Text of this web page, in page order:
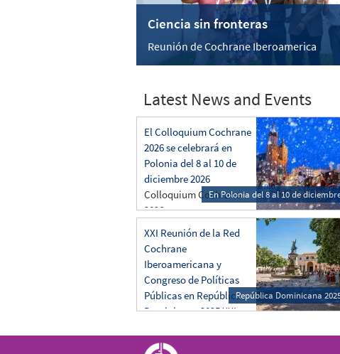
Ciencia sin fronteras
Reunión de Cochrane Iberoamerica
Latest News and Events
El Colloquium Cochrane
2026 se celebrará en
Polonia del 8 al 10 de
diciembre 2026
Colloquium Cochrane
2026
En Polonia del 8 al 10 de
XXI Reunión de la Red
Cochrane
Iberoamericana y
Congreso de Políticas
Públicas en República
Dominicana 2025XXI
Cochrane
República Dominicana